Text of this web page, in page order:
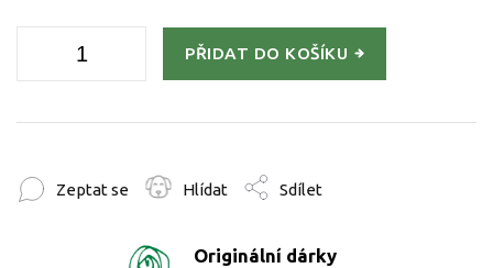
PŘIDAT DO KOŠÍKU
Zeptat se Hlídat Sdílet
Originální dárky